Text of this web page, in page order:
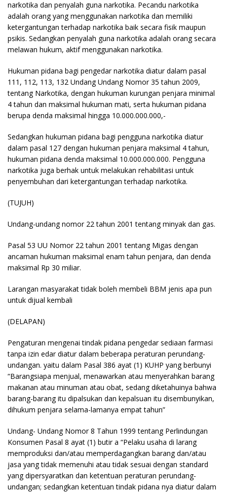
narkotika dan penyalah guna narkotika. Pecandu narkotika
adalah orang yang menggunakan narkotika dan memiliki
ketergantungan terhadap narkotika baik secara fisik maupun
psikis. Sedangkan penyalah guna narkotika adalah orang secara
melawan hukum, aktif menggunakan narkotika.
Hukuman pidana bagi pengedar narkotika diatur dalam pasal
111, 112, 113, 132 Undang Undang Nomor 35 tahun 2009,
tentang Narkotika, dengan hukuman kurungan penjara minimal
4 tahun dan maksimal hukuman mati, serta hukuman pidana
berupa denda maksimal hingga 10.000.000.000,-
Sedangkan hukuman pidana bagi pengguna narkotika diatur
dalam pasal 127 dengan hukuman penjara maksimal 4 tahun,
hukuman pidana denda maksimal 10.000.000.000. Pengguna
narkotika juga berhak untuk melakukan rehabilitasi untuk
penyembuhan dari ketergantungan terhadap narkotika.
(TUJUH)
Undang-undang nomor 22 tahun 2001 tentang minyak dan gas.
Pasal 53 UU Nomor 22 tahun 2001 tentang Migas dengan
ancaman hukuman maksimal enam tahun penjara, dan denda
maksimal Rp 30 miliar.
Larangan masyarakat tidak boleh membeli BBM jenis apa pun
untuk dijual kembali
(DELAPAN)
Pengaturan mengenai tindak pidana pengedar sediaan farmasi
tanpa izin edar diatur dalam beberapa peraturan perundang-
undangan. yaitu dalam Pasal 386 ayat (1) KUHP yang berbunyi
“Barangsiapa menjual, menawarkan atau menyerahkan barang
makanan atau minuman atau obat, sedang diketahuinya bahwa
barang-barang itu dipalsukan dan kepalsuan itu disembunyikan,
dihukum penjara selama-lamanya empat tahun”
Undang- Undang Nomor 8 Tahun 1999 tentang Perlindungan
Konsumen Pasal 8 ayat (1) butir a “Pelaku usaha di larang
memproduksi dan/atau memperdagangkan barang dan/atau
jasa yang tidak memenuhi atau tidak sesuai dengan standard
yang dipersyaratkan dan ketentuan peraturan perundang-
undangan; sedangkan ketentuan tindak pidana nya diatur dalam